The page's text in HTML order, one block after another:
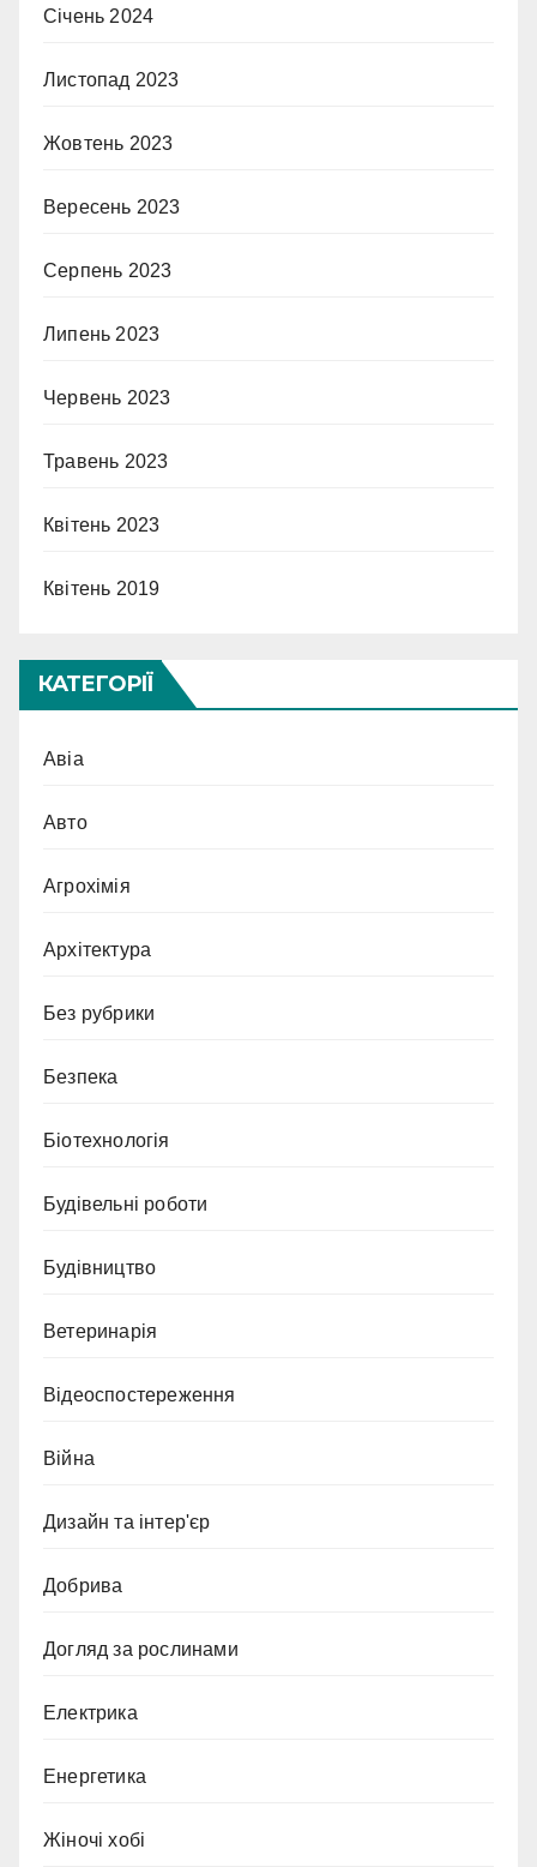
Січень 2024
Листопад 2023
Жовтень 2023
Вересень 2023
Серпень 2023
Липень 2023
Червень 2023
Травень 2023
Квітень 2023
Квітень 2019
КАТЕГОРІЇ
Авіа
Авто
Агрохімія
Архітектура
Без рубрики
Безпека
Біотехнологія
Будівельні роботи
Будівництво
Ветеринарія
Відеоспостереження
Війна
Дизайн та інтер'єр
Добрива
Догляд за рослинами
Електрика
Енергетика
Жіночі хобі